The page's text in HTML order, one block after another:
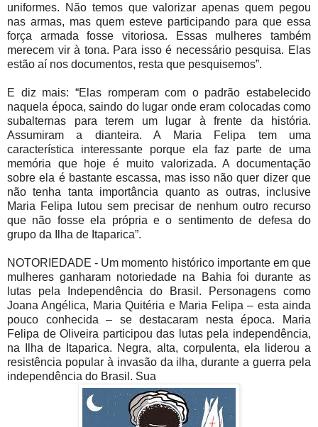
uniformes. Não temos que valorizar apenas quem pegou
nas armas, mas quem esteve participando para que essa
força armada fosse vitoriosa. Essas mulheres também
merecem vir à tona. Para isso é necessário pesquisa. Elas
estão aí nos documentos, resta que pesquisemos”.
E diz mais: “Elas romperam com o padrão estabelecido
naquela época, saindo do lugar onde eram colocadas como
subalternas para terem um lugar à frente da história.
Assumiram a dianteira. A Maria Felipa tem uma
característica interessante porque ela faz parte de uma
memória que hoje é muito valorizada. A documentação
sobre ela é bastante escassa, mas isso não quer dizer que
não tenha tanta importância quanto as outras, inclusive
Maria Felipa lutou sem precisar de nenhum outro recurso
que não fosse ela própria e o sentimento de defesa do
grupo da Ilha de Itaparica”.
NOTORIEDADE - Um momento histórico importante em que
mulheres ganharam notoriedade na Bahia foi durante as
lutas pela Independência do Brasil. Personagens como
Joana Angélica, Maria Quitéria e Maria Felipa – esta ainda
pouco conhecida – se destacaram nesta época. Maria
Felipa de Oliveira participou das lutas pela independência,
na Ilha de Itaparica. Negra, alta, corpulenta, ela liderou a
resistência popular à invasão da ilha, durante a guerra pela
independência do Brasil. Sua